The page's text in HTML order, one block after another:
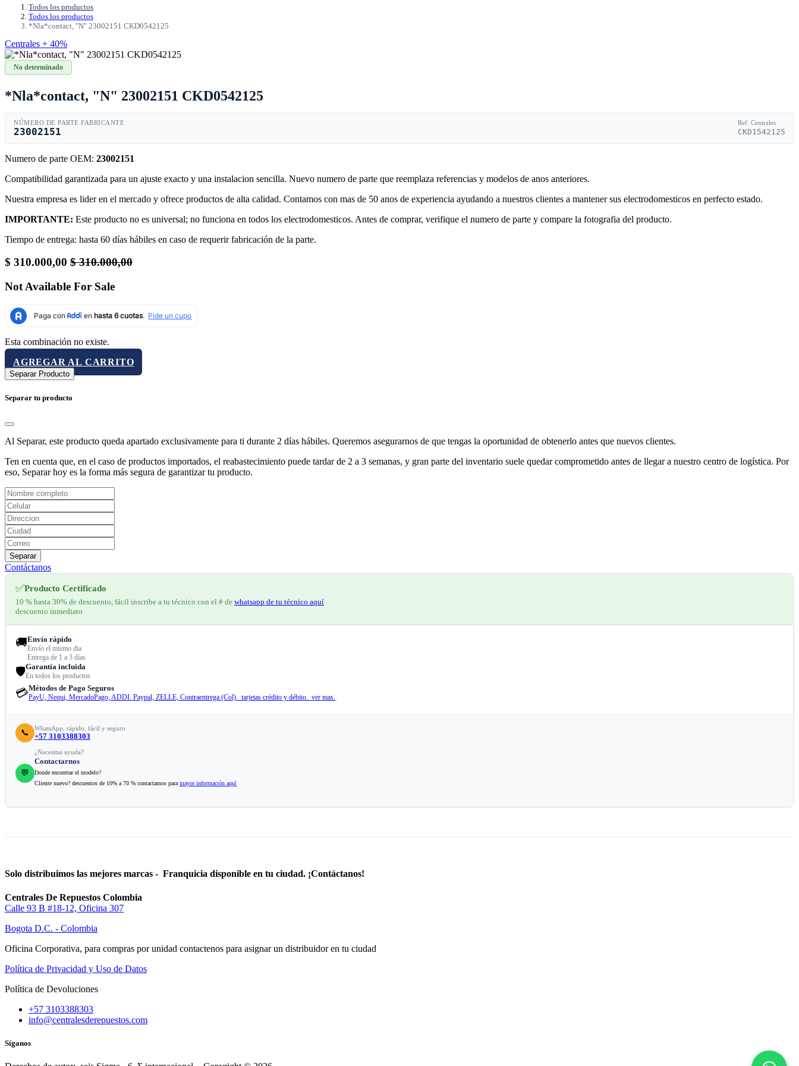
Todos los productos
Todos los productos
*Nla*contact, "N" 23002151 CKD0542125
Centrales + 40%
No determinado
*Nla*contact, "N" 23002151 CKD0542125
NÚMERO DE PARTE FABRICANTE
23002151
Ref. Centrales
CKD1542125
Numero de parte OEM: 23002151
Compatibilidad garantizada para un ajuste exacto y una instalacion sencilla. Nuevo numero de parte que reemplaza referencias y modelos de anos anteriores.
Nuestra empresa es lider en el mercado y ofrece productos de alta calidad. Contamos con mas de 50 anos de experiencia ayudando a nuestros clientes a mantener sus electrodomesticos en perfecto estado.
IMPORTANTE: Este producto no es universal; no funciona en todos los electrodomesticos. Antes de comprar, verifique el numero de parte y compare la fotografia del producto.
Tiempo de entrega: hasta 60 días hábiles en caso de requerir fabricación de la parte.
$ 310.000,00 $310.000,00
Not Available For Sale
Esta combinación no existe.
AGREGAR AL CARRITO
Separar Producto
Separar tu producto
Al Separar, este producto queda apartado exclusivamente para ti durante 2 días hábiles. Queremos asegurarnos de que tengas la oportunidad de obtenerlo antes que nuevos clientes.
Ten en cuenta que, en el caso de productos importados, el reabastecimiento puede tardar de 2 a 3 semanas, y gran parte del inventario suele quedar comprometido antes de llegar a nuestro centro de logística. Por
eso, Separar hoy es la forma más segura de garantizar tu producto.
Separar
Contáctanos
✅Producto Certificado
10 % hasta 30% de descuento, fácil inscribe a tu técnico con el # de whatsapp de tu técnico aquí
descuento inmediato
🚚Envío rápido
Envío el mismo dia
Entrega de 1 a 3 días
🛡️Garantía incluida
En todos los productos
💳Métodos de Pago Seguros
PayU, Nequi, MercadoPago, ADDI. Paypal, ZELLE, Contraentrega (Col). tarjetas crédito y débito. ver mas..
📞 WhatsApp, rápido, fácil y seguro
+57 3103388303
💬
¿Necesitas ayuda?
Contactarnos
Donde encontrar el modelo?
Cliente nuevo? descuentos de 10% a 70 % contactamos para mayor información aquí
Solo distribuimos las mejores marcas - Franquicia disponible en tu ciudad. ¡Contáctanos!
Centrales De Repuestos Colombia
Calle 93 B #18-12, Oficina 307
Bogota D.C. - Colombia
Oficina Corporativa, para compras por unidad contactenos para asignar un distribuidor en tu ciudad
Política de Privacidad y Uso de Datos
Política de Devoluciones
+57 3103388303
info@centralesderepuestos.com
Síganos